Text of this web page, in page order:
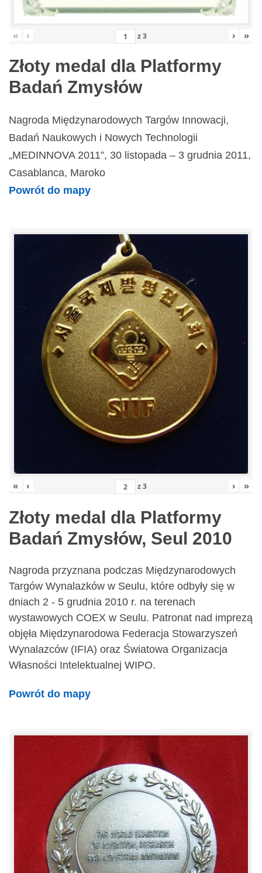
« ‹ z3 › »
Złoty medal dla Platformy
Badań Zmysłów
Nagroda Międzynarodowych Targów Innowacji,
Badań Naukowych i Nowych Technologii
„MEDINNOVA 2011”, 30 listopada – 3 grudnia 2011,
Casablanca, Maroko
Powrót do mapy
« ‹ z3 › »
Złoty medal dla Platformy
Badań Zmysłów, Seul 2010
Nagroda przyznana podczas Międzynarodowych
Targów Wynalazków w Seulu, które odbyły się w
dniach 2 - 5 grudnia 2010 r. na terenach
wystawowych COEX w Seulu. Patronat nad imprezą
objęła Międzynarodowa Federacja Stowarzyszeń
Wynalazców (IFIA) oraz Światowa Organizacja
Własności Intelektualnej WIPO.
Powrót do mapy